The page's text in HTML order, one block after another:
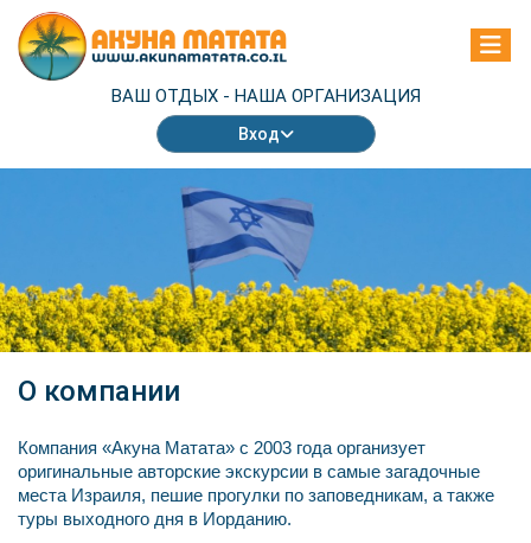
ВАШ ОТДЫХ - НАША ОРГАНИЗАЦИЯ
Вход
О компании
Компания «Акуна Матата» с 2003 года организует
оригинальные авторские экскурсии в самые загадочные
места Израиля, пешие прогулки по заповедникам, а также
туры выходного дня в Иорданию.